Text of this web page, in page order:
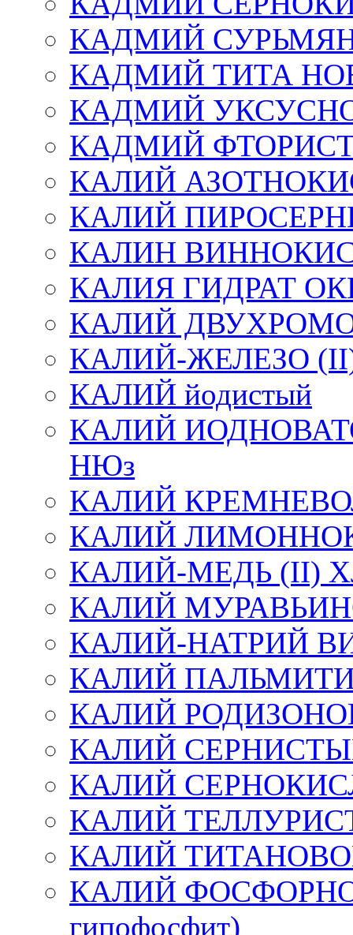
КАДМИЙ
КАДМИЙ ТИТА
КАДМИЙ
КАДМИЙ
КАЛИЙ
КАЛИЙ
КАЛИН
КАЛИЯ ГИДРАТ
КАЛИЙ
КАЛИЙ-ЖЕЛЕЗО
КАЛИЙ йодистый
КАЛИЙ
НЮз
КАЛИЙ
КАЛИЙ
КАЛИЙ-МЕДЬ (II)
КАЛИЙ
КАЛИЙ-НАТРИЙ
КАЛИЙ
КАЛИЙ
КАЛИЙ
КАЛИЙ
КАЛИЙ
КАЛИЙ
КАЛИЙ
гипофосфит)